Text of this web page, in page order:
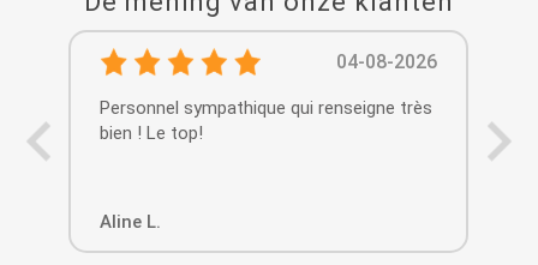
04-08-2026
Personnel sympathique qui renseigne très
bien ! Le top!
Aline L.